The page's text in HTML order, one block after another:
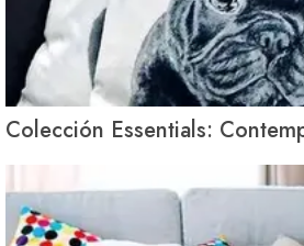
Colección Essentials: